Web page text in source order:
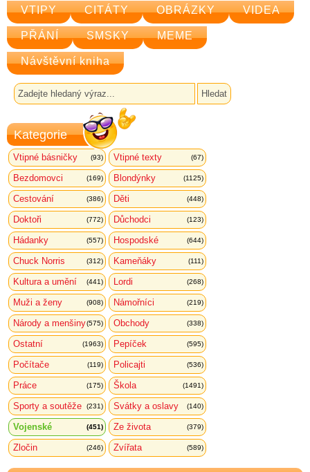
VTIPY CITÁTY OBRÁZKY VIDEA
PŘÁNÍ SMSKY MEME
Návštěvní kniha
Kategorie
Vtipné básničky (93) Vtipné texty (67)
Bezdomovci (169) Blondýnky (1125)
Cestování (386) Děti (448)
Doktoři (772) Důchodci (123)
Hádanky (557) Hospodské (644)
Chuck Norris (312) Kameňáky (111)
Kultura a umění (441) Lordi (268)
Muži a ženy (908) Námořníci (219)
Národy a menšiny(575) Obchody (338)
Ostatní (1963) Pepíček (595)
Počítače (119) Policajti (536)
Práce (175) Škola (1491)
Sporty a soutěže (231) Svátky a oslavy (140)
Vojenské (451) Ze života (379)
Zločin (246) Zvířata (589)